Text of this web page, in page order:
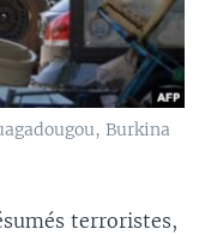
Burkina
terroristes,